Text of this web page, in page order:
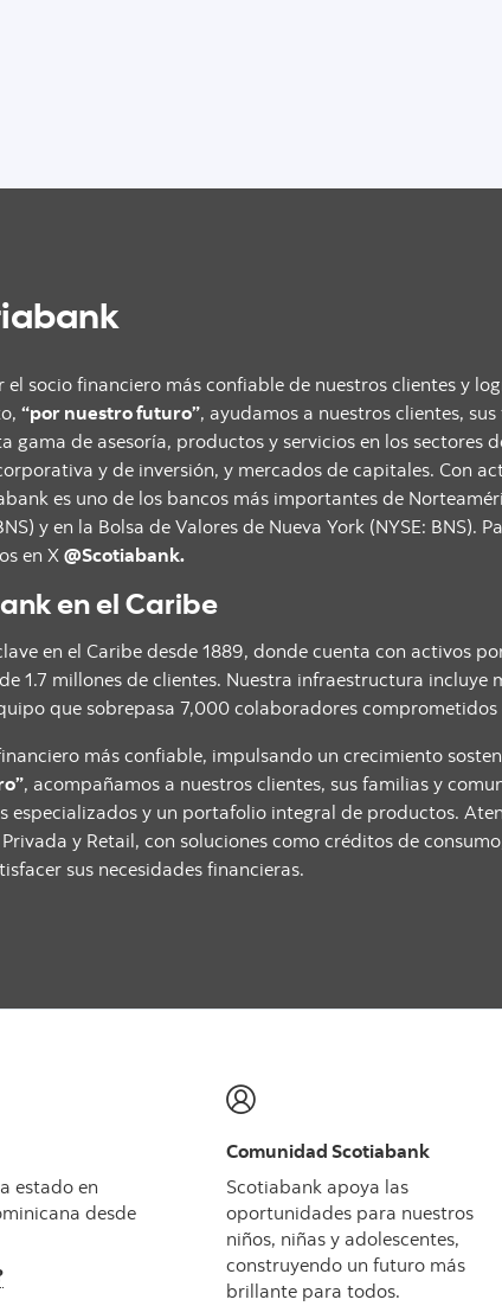
el socio financiero más confiable de nuestros clientes y
“por nuestro futuro”, ayudamos a nuestros clientes,
gama de asesoría, productos y servicios en los sectores
y de inversión, y mercados de capitales. Con
es uno de los bancos más importantes de
y en la Bolsa de Valores de Nueva York (NYSE: BNS).
en X @Scotiabank.
en el Caribe
en el Caribe desde 1889, donde cuenta con activos
1.7 millones de clientes. Nuestra infraestructura incluye
que sobrepasa 7,000 colaboradores
más confiable, impulsando un crecimiento
, acompañamos a nuestros clientes, sus familias y
especializados y un portafolio integral de productos.
y Retail, con soluciones como créditos de
sus necesidades financieras.
estado en
desde
Comunidad Scotiabank
Scotiabank apoya las
oportunidades para nuestros
niños, niñas y adolescentes,
construyendo un futuro más
brillante para todos.